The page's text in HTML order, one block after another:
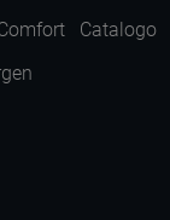
Catalogo